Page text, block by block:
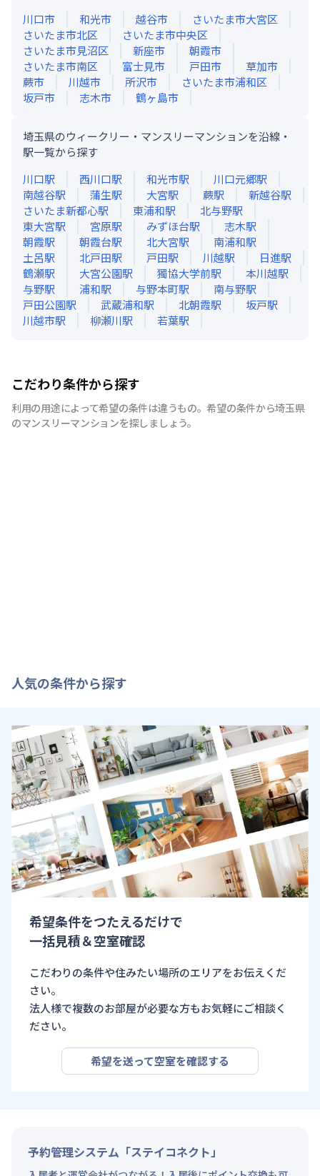
川口市
和光市 越谷市
さいたま市大宮区
さいたま市北区
さいたま市中央区
さいたま市見沼区
新座市
朝霞市
さいたま市南区
富士見市 戸田市
草加市
蕨市
川越市 所沢市
さいたま市浦和区
坂戸市
志木市 鶴ヶ島市
埼玉県のウィークリー・マンスリーマンションを沿線・
駅一覧から探す
川口駅 西川口駅 和光市駅 川口元郷駅
南越谷駅 蒲生駅 大宮駅 蕨駅 新越谷駅
さいたま新都心駅 東浦和駅 北与野駅
東大宮駅 宮原駅 みずほ台駅 志木駅
朝霞駅 朝霞台駅 北大宮駅 南浦和駅
土呂駅 北戸田駅 戸田駅 川越駅 日進駅
鶴瀬駅 大宮公園駅 獨協大学前駅 本川越駅
与野駅 浦和駅 与野本町駅 南与野駅
戸田公園駅 武蔵浦和駅 北朝霞駅 坂戸駅
川越市駅 柳瀬川駅 若葉駅
こだわり条件から探す
利用の用途によって希望の条件は違うもの。希望の条件から埼玉県
のマンスリーマンションを探しましょう。
人気の条件から探す
希望条件をつたえるだけで
一括見積＆空室確認
こだわりの条件や住みたい場所のエリアをお伝えくだ
さい。
法人様で複数のお部屋が必要な方もお気軽にご相談く
ださい。
希望を送って空室を確認する
予約管理システム「ステイコネクト」